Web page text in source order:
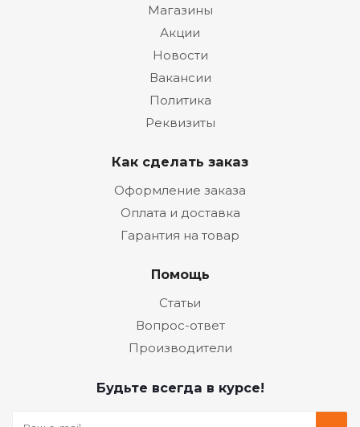
Магазины
Акции
Новости
Вакансии
Политика
Реквизиты
Как сделать заказ
Оформление заказа
Оплата и доставка
Гарантия на товар
Помощь
Статьи
Вопрос-ответ
Производители
Будьте всегда в курсе!